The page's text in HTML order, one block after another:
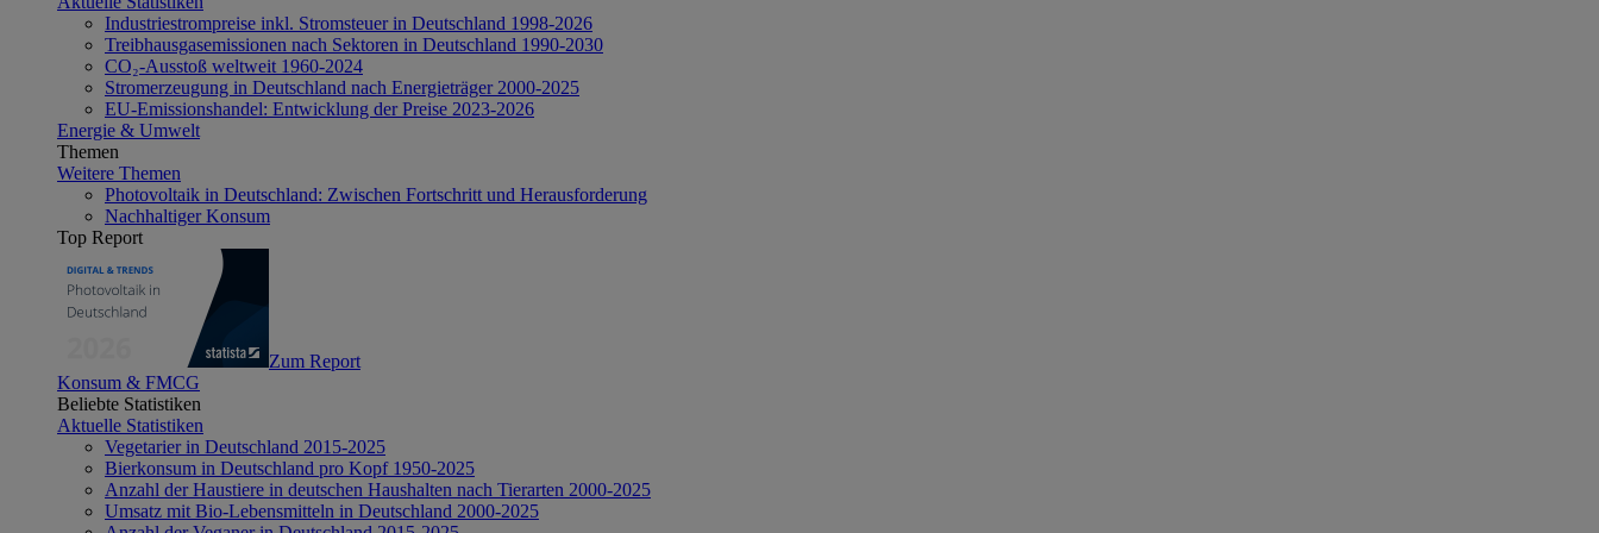
Industriestrompreise inkl. Stromsteuer in Deutschland 1998-2026
Treibhausgasemissionen nach Sektoren in Deutschland 1990-2030
CO₂-Ausstoß weltweit 1960-2024
Stromerzeugung in Deutschland nach Energieträger 2000-2025
EU-Emissionshandel: Entwicklung der Preise 2023-2026
Energie & Umwelt
Themen
Weitere Themen
Photovoltaik in Deutschland: Zwischen Fortschritt und Herausforderung
Nachhaltiger Konsum
Top Report
Zum Report
Konsum & FMCG
Beliebte Statistiken
Aktuelle Statistiken
Vegetarier in Deutschland 2015-2025
Bierkonsum in Deutschland pro Kopf 1950-2025
Anzahl der Haustiere in deutschen Haushalten nach Tierarten 2000-2025
Umsatz mit Bio-Lebensmitteln in Deutschland 2000-2025